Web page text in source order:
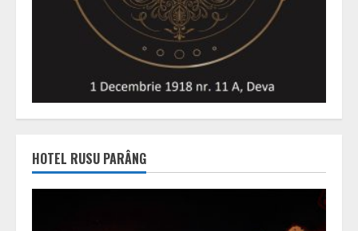
HOTEL RUSU PARÂNG